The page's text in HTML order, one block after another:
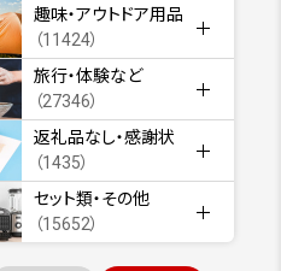
趣味・アウトドア用品
（11424）
旅行・体験など
（27346）
返礼品なし・感謝状
（1435）
セット類・その他
（15652）